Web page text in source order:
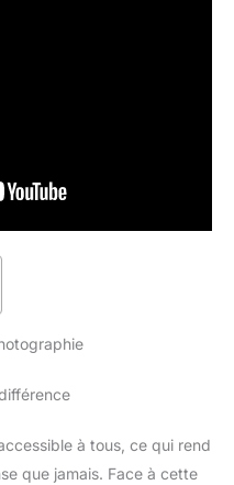
à tous, ce qui rend
que jamais. Face à cette